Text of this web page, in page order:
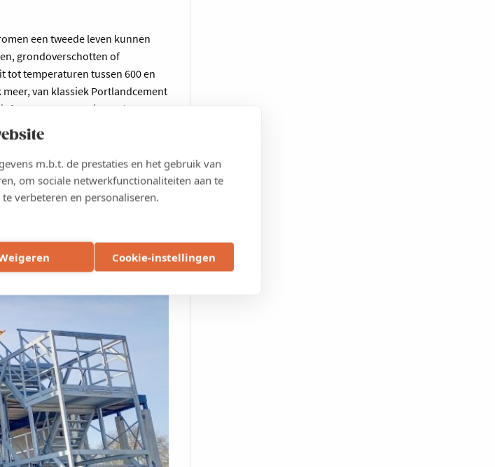
m.b.t. de prestaties en het gebruik van
om sociale netwerkfunctionaliteiten aan te
verbeteren en personaliseren.
Cookie-instellingen
een tweede leven kunnen
grondoverschotten of
tot temperaturen tussen 600 en
van klassiek Portlandcement
om nieuwe low-